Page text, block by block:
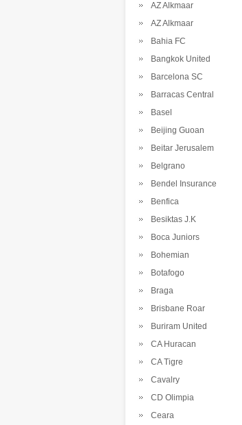
AZ Alkmaar
AZ Alkmaar
Bahia FC
Bangkok United
Barcelona SC
Barracas Central
Basel
Beijing Guoan
Beitar Jerusalem
Belgrano
Bendel Insurance
Benfica
Besiktas J.K
Boca Juniors
Bohemian
Botafogo
Braga
Brisbane Roar
Buriram United
CA Huracan
CA Tigre
Cavalry
CD Olimpia
Ceara